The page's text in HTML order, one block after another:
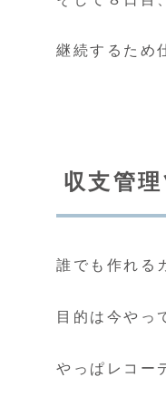
継続するため
収支管
誰でも作れる
目的は今やっ
やっぱレコー